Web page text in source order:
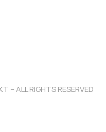
– ALL RIGHTS RESERVED